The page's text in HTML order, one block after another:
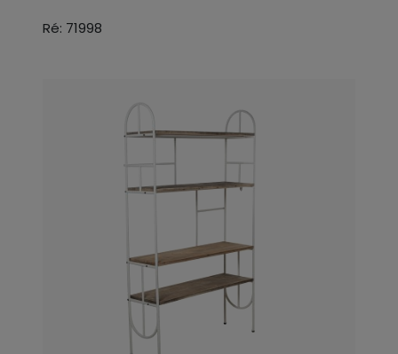
Ré: 71998